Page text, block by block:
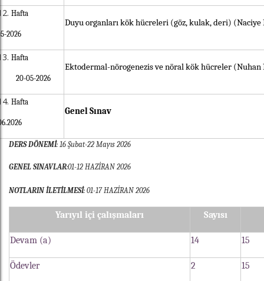
Hafta
2026
Duyu organları kök hücreleri (göz, kulak, deri) (Naciye
Hafta
20-05-2026
Ektodermal-nörogenezis ve nöral kök hücreler (Nuhan
Hafta
Genel Sınav
DERS DÖNEMİ: 16 Şubat-22 Mayıs 2026
GENEL SINAVLAR:01-12 HAZİRAN 2026
NOTLARIN İLETİLMESİ: 01-17HAZİRAN 2026
Yarıyıl içi çalışmaları Sayısı
Devam (a) 14 15
Ödevler 2 15